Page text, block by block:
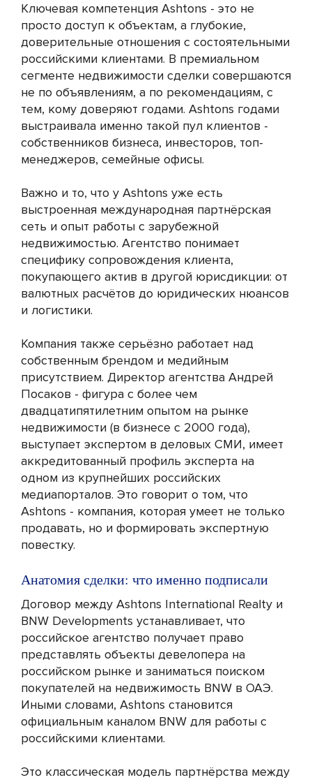
Ключевая компетенция Ashtons - это не
просто доступ к объектам, а глубокие,
доверительные отношения с состоятельными
российскими клиентами. В премиальном
сегменте недвижимости сделки совершаются
не по объявлениям, а по рекомендациям, с
тем, кому доверяют годами. Ashtons годами
выстраивала именно такой пул клиентов -
собственников бизнеса, инвесторов, топ-
менеджеров, семейные офисы.
Важно и то, что у Ashtons уже есть
выстроенная международная партнёрская
сеть и опыт работы с зарубежной
недвижимостью. Агентство понимает
специфику сопровождения клиента,
покупающего актив в другой юрисдикции: от
валютных расчётов до юридических нюансов
и логистики.
Компания также серьёзно работает над
собственным брендом и медийным
присутствием. Директор агентства Андрей
Посаков - фигура с более чем
двадцатипятилетним опытом на рынке
недвижимости (в бизнесе с 2000 года),
выступает экспертом в деловых СМИ, имеет
аккредитованный профиль эксперта на
одном из крупнейших российских
медиапорталов. Это говорит о том, что
Ashtons - компания, которая умеет не только
продавать, но и формировать экспертную
повестку.
Анатомия сделки: что именно подписали
Договор между Ashtons International Realty и
BNW Developments устанавливает, что
российское агентство получает право
представлять объекты девелопера на
российском рынке и заниматься поиском
покупателей на недвижимость BNW в ОАЭ.
Иными словами, Ashtons становится
официальным каналом BNW для работы с
российскими клиентами.
Это классическая модель партнёрства между